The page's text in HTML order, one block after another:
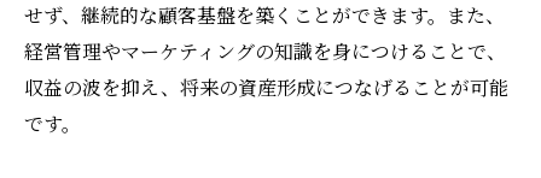
せず、継続的な顧客基盤を築くことができます。また、
経営管理やマーケティングの知識を身につけることで、
収益の波を抑え、将来の資産形成につなげることが可能
です。